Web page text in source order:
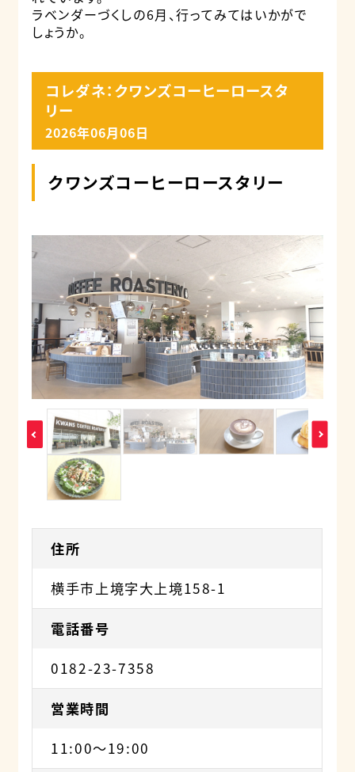
ラベンダーづくしの6月、行ってみてはいかがで
しょうか。
コレダネ：クワンズコーヒーロースタ
リー
2026年06月06日
クワンズコーヒーロースタリー
住所
横手市上境字大上境158-1
電話番号
0182-23-7358
営業時間
11:00～19:00